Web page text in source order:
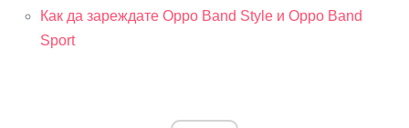
Как да зареждате Oppo Band Style и Oppo Band
Sport